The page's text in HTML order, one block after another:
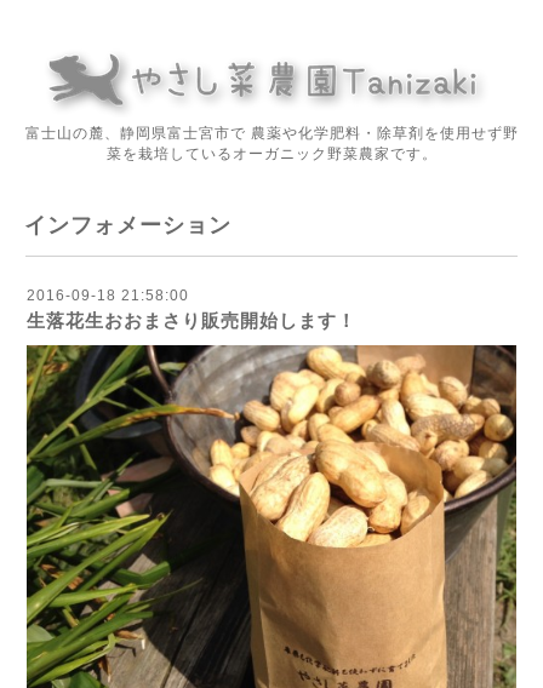
富士山の麓、静岡県富士宮市で 農薬や化学肥料・除草剤を使用せず野
菜を栽培しているオーガニック野菜農家です。
インフォメーション
2016-09-18 21:58:00
生落花生おおまさり販売開始します！